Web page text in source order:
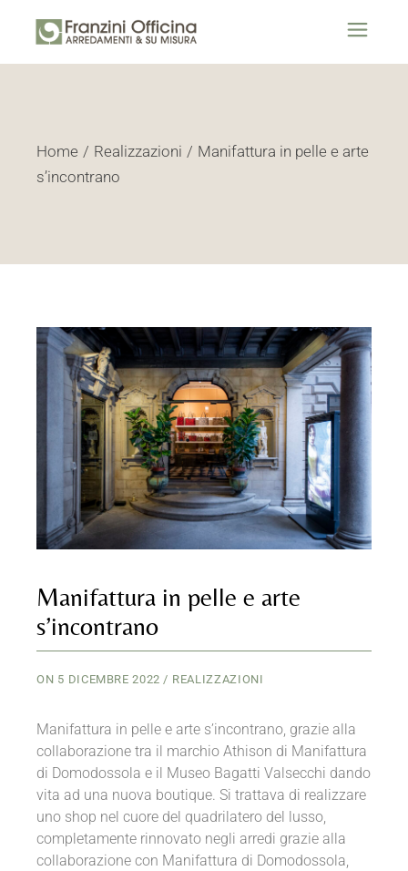
Home Realizzazioni
Manifattura in pelle e arte
s’incontrano
Manifattura in pelle e arte
s’incontrano
ON 5 DICEMBRE 2022 REALIZZAZIONI
Manifattura in pelle e arte s’incontrano, grazie alla
collaborazione tra il marchio Athison di Manifattura
di Domodossola e il Museo Bagatti Valsecchi dando
vita ad una nuova boutique. Si trattava di realizzare
uno shop nel cuore del quadrilatero del lusso,
completamente rinnovato negli arredi grazie alla
collaborazione con Manifattura di Domodossola,